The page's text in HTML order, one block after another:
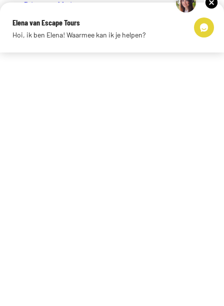
Privacyverklaring
Links
© 2026 Escape Tours
Elena van Escape Tours
Hoi, ik ben Elena! Waarmee kan ik je helpen?